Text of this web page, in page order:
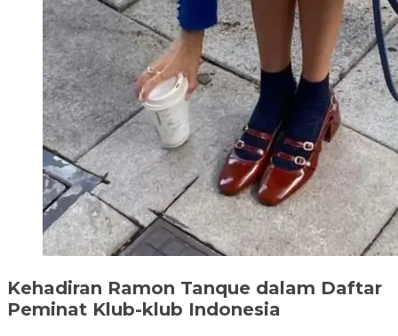
Kehadiran Ramon Tanque dalam Daftar
Peminat Klub-klub Indonesia